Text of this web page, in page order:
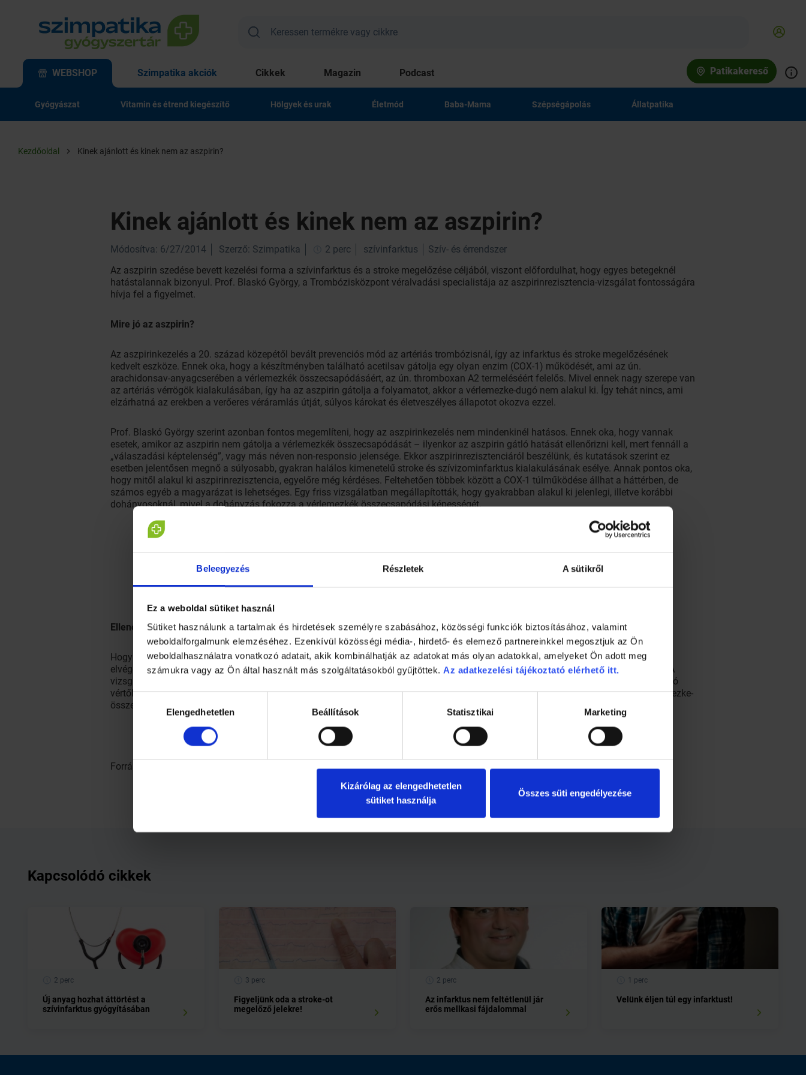
Beleegyezés Részletek A sütikről
Ez a weboldal sütiket használ
Sütiket használunk a tartalmak és hirdetések személyre szabásához, közösségi funkciók biztosításához, valamint
weboldalforgalmunk elemzéséhez. Ezenkívül közösségi média-, hirdető- és elemező partnereinkkel megosztjuk az Ön
weboldalhasználatra vonatkozó adatait, akik kombinálhatják az adatokat más olyan adatokkal, amelyeket Ön adott meg
számukra vagy az Ön által használt más szolgáltatásokból gyűjtöttek. Az adatkezelési tájékoztató elérhető itt.
Hozzájárulás
kiválasztásaElengedhetetlen Beállítások Statisztikai Marketing
Kizárólag az elengedhetetlen
sütiket használja
Összes süti engedélyezése
WEBSHOP Szimpatika akciók Cikkek Magazin Podcast Patikakereső
Gyógyászat Vitamin és étrend kiegészítő Hölgyek és urak Életmód Baba-Mama Szépségápolás Állatpatika
Kezdőoldal Kinek ajánlott és kinek nem az aszpirin?
Kinek ajánlott és kinek nem az aszpirin?
Módosítva: 6/27/2014 Szerző: Szimpatika 2 perc szívinfarktus
Szív- és érrendszer
Az aszpirin szedése bevett kezelési forma a szívinfarktus és a stroke megelőzése céljából, viszont előfordulhat, hogy egyes betegeknél
hatástalannak bizonyul. Prof. Blaskó György, a Trombózisközpont véralvadási specialistája az aszpirinrezisztencia-vizsgálat fontosságára
hívja fel a figyelmet.
Mire jó az aszpirin?
Az aszpirinkezelés a 20. század közepétől bevált prevenciós mód az artériás trombózisnál, így az infarktus és stroke megelőzésének
kedvelt eszköze. Ennek oka, hogy a készítményben található acetilsav gátolja egy olyan enzim (COX-1) működését, ami az ún.
arachidonsav-anyagcserében a vérlemezkék összecsapódásáért, az ún. thromboxan A2 termeléséért felelős. Mivel ennek nagy szerepe van
az artériás vérrögök kialakulásában, így ha az aszpirin gátolja a folyamatot, akkor a vérlemezke-dugó nem alakul ki. Így tehát nincs, ami
elzárhatná az erekben a verőeres véráramlás útját, súlyos károkat és életveszélyes állapotot okozva ezzel.
Prof. Blaskó György szerint azonban fontos megemlíteni, hogy az aszpirinkezelés nem mindenkinél hatásos. Ennek oka, hogy vannak
esetek, amikor az aszpirin nem gátolja a vérlemezkék összecsapódását – ilyenkor az aszpirin gátló hatását ellenőrizni kell, mert fennáll a
„válaszadási képtelenség”, vagy más néven non-responsio jelensége. Ekkor aszpirinrezisztenciáról beszélünk, és kutatások szerint ez
esetben jelentősen megnő a súlyosabb, gyakran halálos kimenetelű stroke és szívizominfarktus kialakulásának esélye. Annak pontos oka,
hogy mitől alakul ki aszpirinrezisztencia, egyelőre még kérdéses. Feltehetően többek között a COX-1 túlműködése állhat a háttérben, de
számos egyéb a magyarázat is lehetséges. Egy friss vizsgálatban megállapították, hogy gyakrabban alakul ki jelenlegi, illetve korábbi
dohányosoknál, mivel a dohányzás fokozza a vérlemezkék összecsapódási képességét.
Ellenőriztesse, hatásos-e Önnél az aszpirinkezelés
Hogy megtudja, mennyire védi Önt az aszpirin a stroke vagy a szívinfarktus ellen, célszerű egy speciális laboratóriumi vizsgálatot
elvégeztetni, tanácsolja prof. Blaskó György. Ehhez egy egyszerű vérvétel szükséges, mely után rövid időn belül kiderül az eredmény. A
vizsgálat lényege, hogy a levett vért egy speciális készülékbe helyezik, majd figyelik, hogy a benne lévő cső miként záródik el az áramló
vértől. Amennyiben aszpirinrezisztenciát igazolnak, úgy általában nem az aszpirinadag emelésével, hanem egy másik, szintén vérlemezke-
összecsapódást gátló készítménnyel, a clopidogrellel való helyettesítést javasolják.
Forrás:
Kapcsolódó cikkek
2 perc
Új anyag hozhat áttörtést a
szívinfarktus gyógyításában
3 perc
Figyeljünk oda a stroke-ot
megelőző jelekre!
2 perc
Az infarktus nem feltétlenül jár
erős mellkasi fájdalommal
1 perc
Velünk éljen túl egy infarktust!